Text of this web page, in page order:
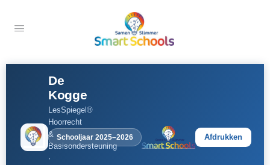
De
Kogge
LesSpiegel®
Hoorrecht
&
Basisondersteuning
·
Schooljaar 2025–2026 Afdrukken